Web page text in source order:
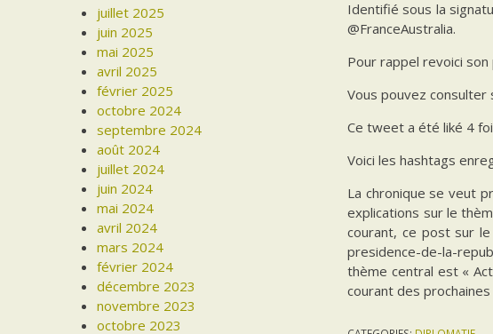
Identifié sous la
@FranceAustralia.
Pour rappel revoici
Vous pouvez
Ce tweet a été liké 4
Voici les hashtags
La chronique se veut
explications sur le
courant, ce post sur
presidence-de-la-
thème central est «
courant des prochaines
juillet 2025
juin 2025
mai 2025
avril 2025
février 2025
octobre 2024
septembre 2024
août 2024
juillet 2024
juin 2024
mai 2024
avril 2024
mars 2024
février 2024
décembre 2023
novembre 2023
octobre 2023